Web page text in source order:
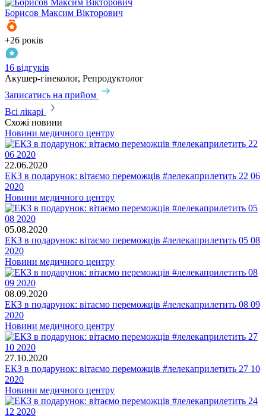
Борисов Максим Вікторович
+26 років
16 відгуків
Акушер-гінеколог, Репродуктолог
Записатись на прийом
Всі лікарі
Схожі новини
Новини медичного центру
22.06.2020
ЕКЗ в подарунок: вітаємо переможців #лелекаприлетить 22 06
2020
Новини медичного центру
05.08.2020
ЕКЗ в подарунок: вітаємо переможців #лелекаприлетить 05 08
2020
Новини медичного центру
08.09.2020
ЕКЗ в подарунок: вітаємо переможців #лелекаприлетить 08 09
2020
Новини медичного центру
27.10.2020
ЕКЗ в подарунок: вітаємо переможців #лелекаприлетить 27 10
2020
Новини медичного центру